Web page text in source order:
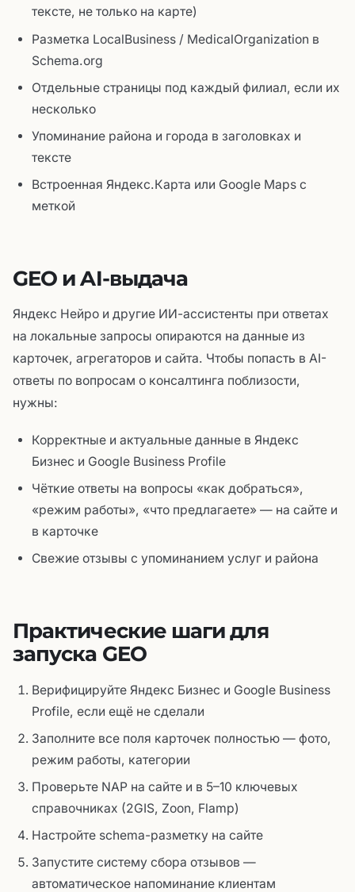
тексте, не только на карте)
Разметка LocalBusiness / MedicalOrganization в
Schema.org
Отдельные страницы под каждый филиал, если их
несколько
Упоминание района и города в заголовках и
тексте
Встроенная Яндекс.Карта или Google Maps с
меткой
GEO и AI-выдача
Яндекс Нейро и другие ИИ-ассистенты при ответах
на локальные запросы опираются на данные из
карточек, агрегаторов и сайта. Чтобы попасть в AI-
ответы по вопросам о консалтинга поблизости,
нужны:
Корректные и актуальные данные в Яндекс
Бизнес и Google Business Profile
Чёткие ответы на вопросы «как добраться»,
«режим работы», «что предлагаете» — на сайте и
в карточке
Свежие отзывы с упоминанием услуг и района
Практические шаги для
запуска GEO
Верифицируйте Яндекс Бизнес и Google Business
Profile, если ещё не сделали
Заполните все поля карточек полностью — фото,
режим работы, категории
Проверьте NAP на сайте и в 5–10 ключевых
справочниках (2GIS, Zoon, Flamp)
Настройте schema-разметку на сайте
Запустите систему сбора отзывов —
автоматическое напоминание клиентам